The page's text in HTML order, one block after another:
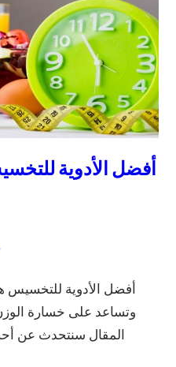
أفضل الأدوية
أفضل الأدوية للتخسيس
وتساعد على خسارة
المقال سنتحدث عن